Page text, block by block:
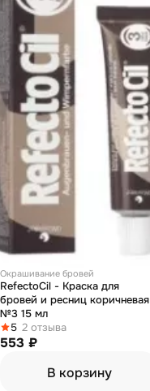
Окрашивание бровей
RefectoCil - Краска для
бровей и ресниц коричневая
№3 15 мл
5 2 отзыва
553 ₽
В корзину